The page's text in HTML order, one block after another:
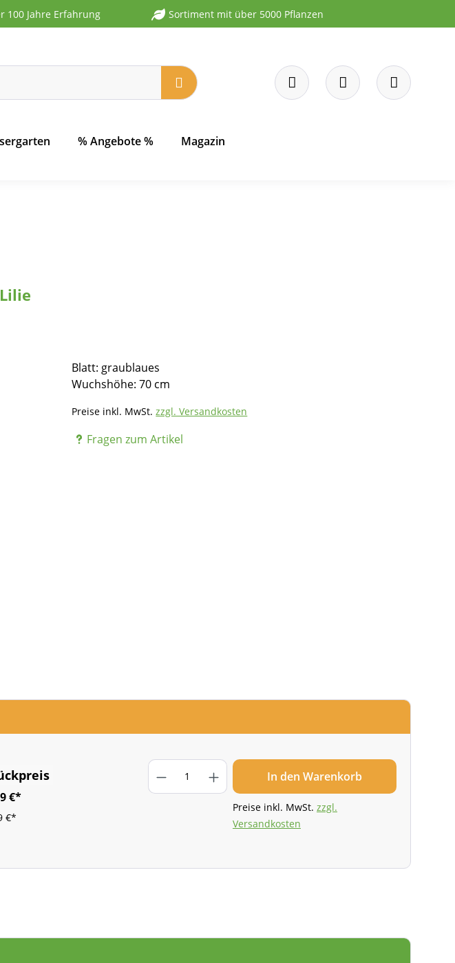
100 Jahre Erfahrung Sortiment mit über 5000 Pflanzen
% Angebote % Magazin
Blatt: graublaues
Wuchshöhe: 70 cm
Preise inkl. MwSt.zzgl. Versandkosten
Fragen zum Artikel
€*
€*
In den Warenkorb
Preise inkl. MwSt. zzgl.
Versandkosten